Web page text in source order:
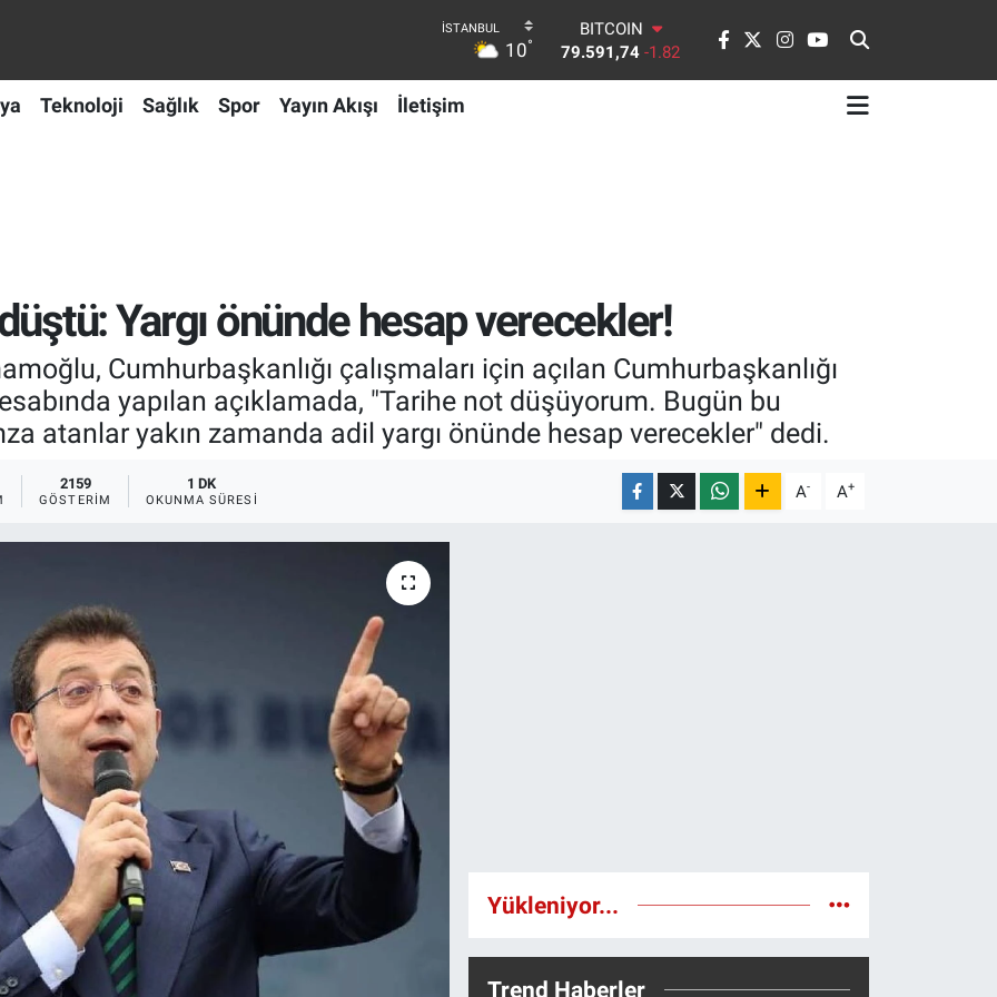
10°
79.591,74
DOLAR
45,43620
0.02
Teknoloji Sağlık Spor Yayın Akışı İletişim
Yargı önünde hesap verecekler!
Cumhurbaşkanlığı çalışmaları için açılan Cumhurbaşkanlığı
yapılan açıklamada, "Tarihe not düşüyorum. Bugün bu
atanlar yakın zamanda adil yargı önünde hesap verecekler" dedi.
2159
GÖSTERIM
1 DK
OKUNMA SÜRESI A- A+
Yükleniyor...
Trend Haberler